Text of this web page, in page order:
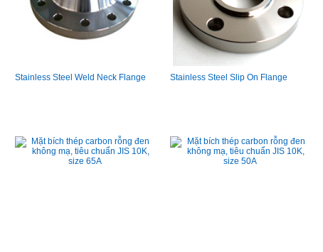
Stainless Steel Weld Neck Flange Stainless Steel Slip On Flange